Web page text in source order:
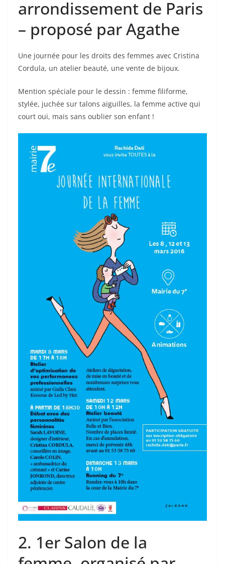
arrondissement de Paris
– proposé par Agathe
Une journée pour les droits des femmes avec Cristina
Cordula, un atelier beauté, une vente de bijoux.
Mention spéciale pour le dessin : femme filiforme,
stylée, juchée sur talons aiguilles, la femme active qui
court oui, mais sans oublier son enfant !
2. 1er Salon de la